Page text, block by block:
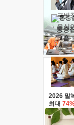
통증
크숍
11/
· 청년
· 금빛
· 음식
2026 말
최대